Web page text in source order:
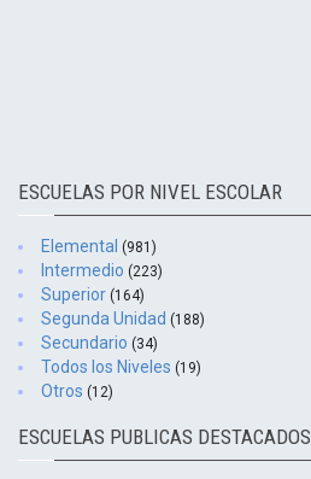
ESCUELAS POR NIVEL ESCOLAR
Elemental (981)
Intermedio (223)
Superior (164)
Segunda Unidad (188)
Secundario (34)
Todos los Niveles (19)
Otros (12)
ESCUELAS PUBLICAS DESTACADOS